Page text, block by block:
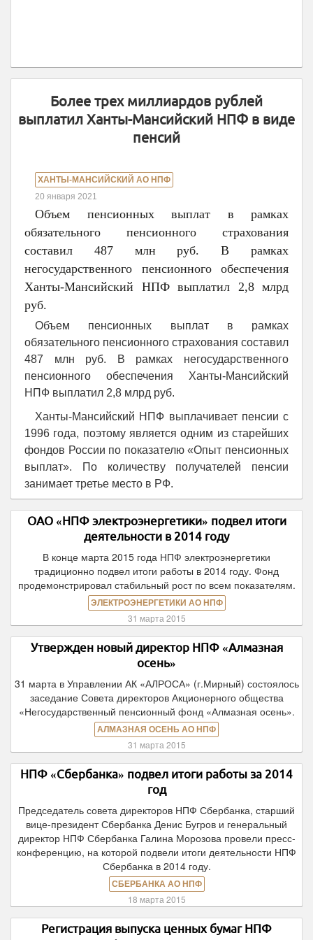
Более трех миллиардов рублей
выплатил Ханты-Мансийский НПФ в виде
пенсий
ХАНТЫ-МАНСИЙСКИЙ АО НПФ
20 января 2021
Объем пенсионных выплат в рамках
обязательного пенсионного страхования
составил 487 млн руб. В рамках
негосударственного пенсионного обеспечения
Ханты-Мансийский НПФ выплатил 2,8 млрд
руб.
Объем пенсионных выплат в рамках
обязательного пенсионного страхования составил
487 млн руб. В рамках негосударственного
пенсионного обеспечения Ханты-Мансийский
НПФ выплатил 2,8 млрд руб.
Ханты-Мансийский НПФ выплачивает пенсии с
1996 года, поэтому является одним из старейших
фондов России по показателю «Опыт пенсионных
выплат». По количеству получателей пенсии
занимает третье место в РФ.
ОАО «НПФ электроэнергетики» подвел итоги
деятельности в 2014 году
В конце марта 2015 года НПФ электроэнергетики
традиционно подвел итоги работы в 2014 году. Фонд
продемонстрировал стабильный рост по всем показателям.
ЭЛЕКТРОЭНЕРГЕТИКИ АО НПФ
31 марта 2015
Утвержден новый директор НПФ «Алмазная
осень»
31 марта в Управлении АК «АЛРОСА» (г.Мирный) состоялось
заседание Совета директоров Акционерного общества
«Негосударственный пенсионный фонд «Алмазная осень».
АЛМАЗНАЯ ОСЕНЬ АО НПФ
31 марта 2015
НПФ «Сбербанка» подвел итоги работы за 2014
год
Председатель совета директоров НПФ Сбербанка, старший
вице-президент Сбербанка Денис Бугров и генеральный
директор НПФ Сбербанка Галина Морозова провели пресс-
конференцию, на которой подвели итоги деятельности НПФ
Сбербанка в 2014 году.
СБЕРБАНКА АО НПФ
18 марта 2015
Регистрация выпуска ценных бумаг НПФ